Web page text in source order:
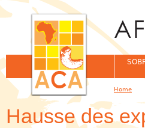
Hausse des
You
Home